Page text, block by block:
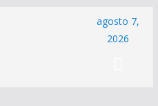
agosto 7,
2026